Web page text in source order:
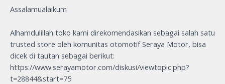
Assalamualaikum
Alhamdulillah toko kami direkomendasikan sebagai salah satu
trusted store oleh komunitas otomotif Seraya Motor, bisa
dicek di tautan sebagai berikut:
https://www.serayamotor.com/diskusi/viewtopic.php?
t=28844&start=75